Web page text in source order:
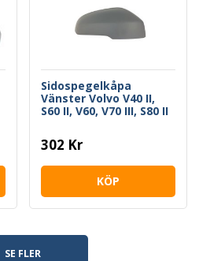
Sidospegelkåpa
Vänster Volvo V40 II,
S60 II, V60, V70 III, S80 II
302 Kr
KÖP
SE FLER